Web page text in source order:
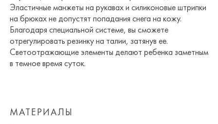
Эластичные манжеты на рукавах и силиконовые штрипки
на брюках не допустят попадания снега на кожу.
Благодаря специальной системе, вы сможете
отрегулировать резинку на талии, затянув ее.
Светоотражающие элементы делают ребенка заметным
в темное время суток.
МАТЕРИАЛЫ